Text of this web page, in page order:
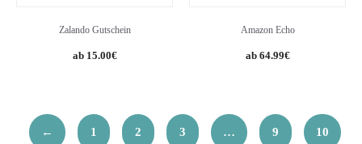
Zalando Gutschein
15.00€
Amazon Echo
64.99€
← 1 2 3 … 9 10